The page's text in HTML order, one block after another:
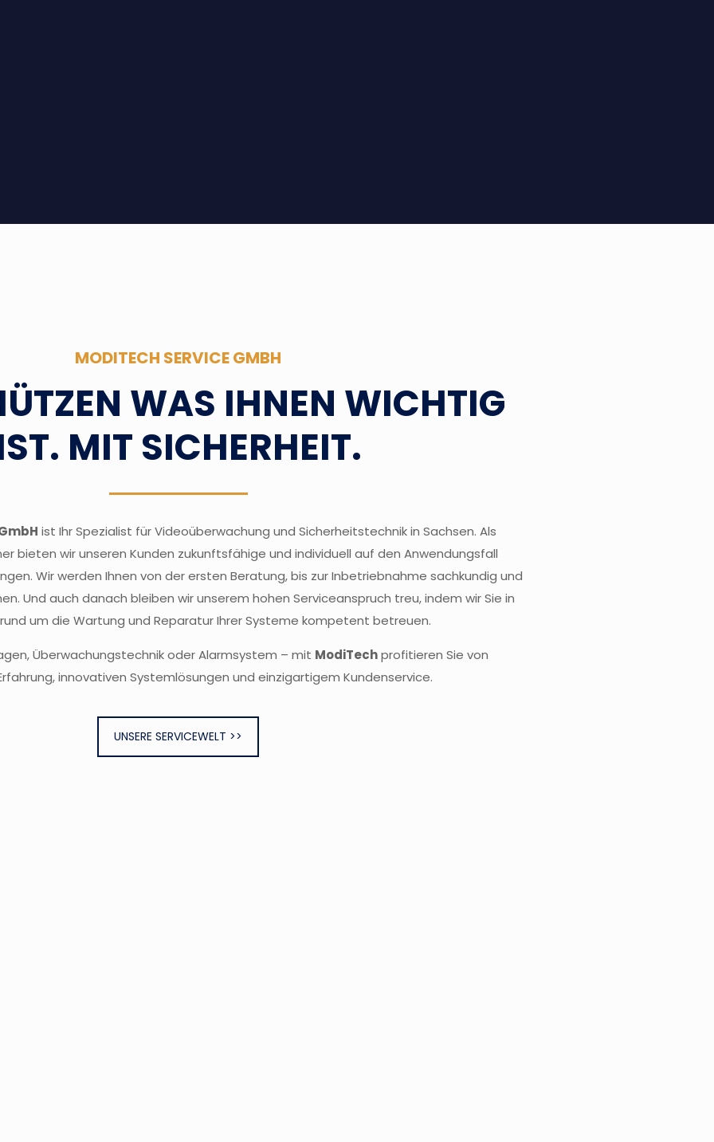
MODITECH SERVICE GMBH
WAS IHNEN WICHTIG
MIT SICHERHEIT.
ist Ihr Spezialist für Videoüberwachung und Sicherheitstechnik in Sachsen. Als
bieten wir unseren Kunden zukunftsfähige und individuell auf den Anwendungsfall
Wir werden Ihnen von der ersten Beratung, bis zur Inbetriebnahme sachkundig und
Und auch danach bleiben wir unserem hohen Serviceanspruch treu, indem wir Sie in
um die Wartung und Reparatur Ihrer Systeme kompetent betreuen.
Überwachungstechnik oder Alarmsystem – mit ModiTechprofitieren Sie von
innovativen Systemlösungen und einzigartigem Kundenservice.
UNSERE SERVICEWELT >>